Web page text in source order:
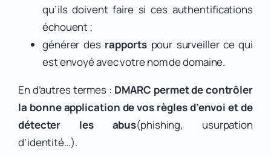
qu’ils doivent faire si ces authentifications
échouent ;
générer des rapports pour surveiller ce qui
est envoyé avec votre nom de domaine.
En d’autres termes : DMARC permet de contrôler
la bonne application de vos règles d’envoi et de
détecter les abus(phishing, usurpation
d’identité…).